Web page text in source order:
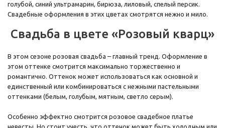
голубой, синий ультрамарин, бирюза, лиловый, спелый персик.
Свадебные оформления в этих цветах смотрятся нежно и мило.
Свадьба в цвете «Розовый кварц»
В этом сезоне розовая свадьба – главный тренд. Оформление в
этом оттенке смотрится максимально торжественно и
романтично. Оттенок может использоваться как основной и
единственный или комбинироваться с нежными пастельными
оттенками (белым, голубым, мятным, светло серым).
Особенно эффектно смотрится розовое свадебное платье
невесты. Но стоит учесть, что оттенок может быть холодным или